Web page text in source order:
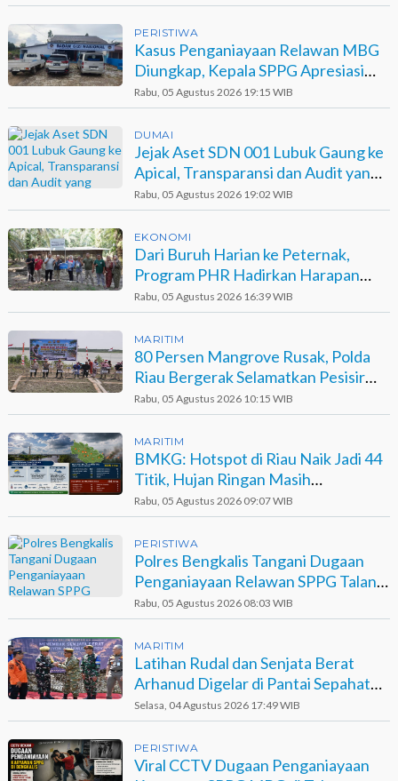
PERISTIWA
Kasus Penganiayaan Relawan MBG
Diungkap, Kepala SPPG Apresiasi
Kinerja Polisi
Rabu, 05 Agustus 2026 19:15 WIB
DUMAI
Jejak Aset SDN 001 Lubuk Gaung ke
Apical, Transparansi dan Audit yang
Belum Terjawab
Rabu, 05 Agustus 2026 19:02 WIB
EKONOMI
Dari Buruh Harian ke Peternak,
Program PHR Hadirkan Harapan
Baru bagi Suku Sakai
Rabu, 05 Agustus 2026 16:39 WIB
MARITIM
80 Persen Mangrove Rusak, Polda
Riau Bergerak Selamatkan Pesisir
Sinaboi
Rabu, 05 Agustus 2026 10:15 WIB
MARITIM
BMKG: Hotspot di Riau Naik Jadi 44
Titik, Hujan Ringan Masih
Berpotensi Terjadi
Rabu, 05 Agustus 2026 09:07 WIB
PERISTIWA
Polres Bengkalis Tangani Dugaan
Penganiayaan Relawan SPPG Talang
Muandau
Rabu, 05 Agustus 2026 08:03 WIB
MARITIM
Latihan Rudal dan Senjata Berat
Arhanud Digelar di Pantai Sepahat
Bengkalis
Selasa, 04 Agustus 2026 17:49 WIB
PERISTIWA
Viral CCTV Dugaan Penganiayaan